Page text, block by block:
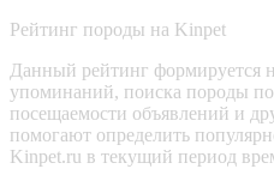
Рейтинг породы на Kinpet
Данный рейтинг формируется
упоминаний, поиска породы
посещаемости объявлений и
помогают определить
Kinpet.ru в текущий период